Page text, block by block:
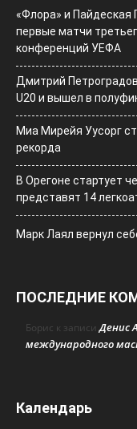
«Флора» и Пайдеская
первые матчи
конференций УЕФА
Дмитрий
U20 и вышел в
Миа Мирейя Уусорг
рекорда
В Орегоне стартует
представят 14
Марк Лаял вернул
ПОСЛЕДНИЕ
Борис к записиДенис
международного
Календарь